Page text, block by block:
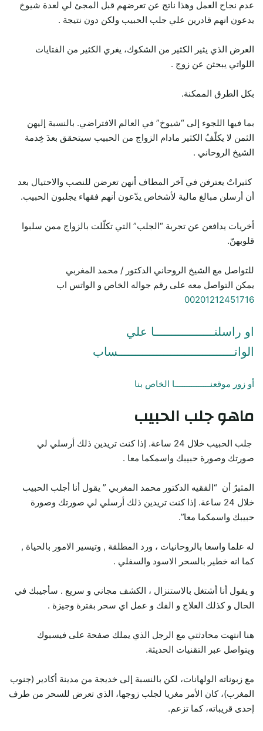
عدم نجاح العمل وهذا ناتج عن تعرضهم قبل المجئ لي لعدة شيوخ
يدعون انهم قادرين علي جلب الحبيب ولكن دون نتيجة .
العرض الذي يثير الكثير من الشكوك، يغري الكثير من الفتايات
اللواتي يبحثن عن زوج .
بكل الطرق الممكنة.
بما فيها اللجوء إلى “شيوخ” في العالم الافتراضي. بالنسبة إليهن
الثمن لا يكلّفُ الكثير مادام الزواج من الحبيب سيتحقق بعدَ خِدمة
الشيخ الروحاني .
كثيراتٌ يعترفن في آخر المطاف أنهن تعرضن للنصب والاحتيال بعد
أن أرسلن مبالغ مالية لأشخاص يدّعون أنهم فقهاء يجلبون الحبيب.
أخريات يدافعن عن تجربة “الجلب” التي تكلّلت بالزواج ممن سلبوا
قلوبهنّ.
للتواصل مع الشيخ الروحاني الدكتور / محمد المغربي
يمكن التواصل معه على رقم جواله الخاص و الواتس اب
00201212451716
او راسلنـــــــــــــــــا علي
الواتـــــــــــــــــــــــــــــــــساب
أو زور موقعنـــــــــــــــا الخاص بنا
ماهو جلب الحبيب
جلب الحبيب خلال 24 ساعة. إذا كنت تريدين ذلك أرسلي لي
صورتك وصورة حبيبك واسمكما معا .
المثيرُ أن “الفقيه الدكتور محمد المغربي ” يقول أنا أجلب الحبيب
خلال 24 ساعة. إذا كنت تريدين ذلك أرسلي لي صورتك وصورة
حبيبك واسمكما معا”.
له علما واسعا بالروحانيات ، ورد المطلقة , وتيسير الامور بالحياة ,
كما انه خطير بالسحر الاسود والسفلي .
و يقول أنا أشتغل بالاستنزال ، الكشف مجاني و سريع . سأجيبك في
الحال و كذلك العلاج و الفك و عمل اي سحر بفترة وجيزة .
هنا انتهت محادثتي مع الرجل الذي يملك صفحة على فيسبوك
ويتواصل عبر التقنيات الحديثة.
مع زبوناته الولهانات، لكن بالنسبة إلى خديجة من مدينة أكادير (جنوب
المغرب)، كان الأمر مغريا لجلب زوجها، الذي تعرض للسحر من طرف
إحدى قريباته، كما تزعم.